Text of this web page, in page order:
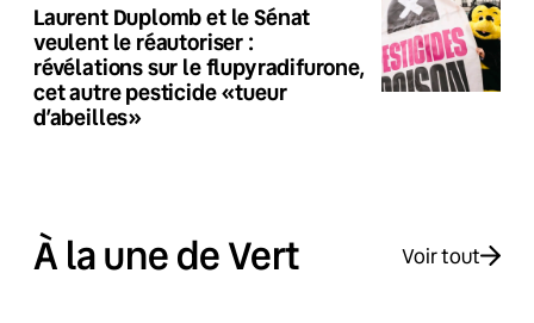
Laurent Duplomb et le Sénat
veulent le réautoriser :
révélations sur le flupyradifurone,
cet autre pesticide «tueur
d’abeilles»
À la une de Vert Voir tout